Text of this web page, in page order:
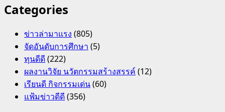
Categories
ข่าวล่ามาแรง (805)
จัดอันดับการศึกษา (5)
ทุนดีดี(222)
ผลงานวิจัย นวัตกรรมสร้างสรรค์(12)
เรียนดี กิจกรรมเด่น(60)
แฟ้มข่าวดีดี(356)